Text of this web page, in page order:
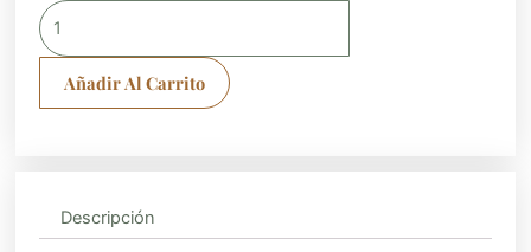
Anillo
mamá
Añadir Al Carrito
Descripción